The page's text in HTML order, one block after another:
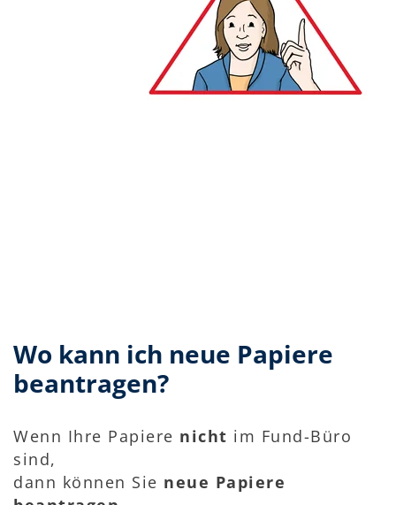
Wo kann ich neue Papiere
beantragen?
Wenn Ihre Papiere nicht im Fund-Büro
sind,
dann können Sie neue Papiere